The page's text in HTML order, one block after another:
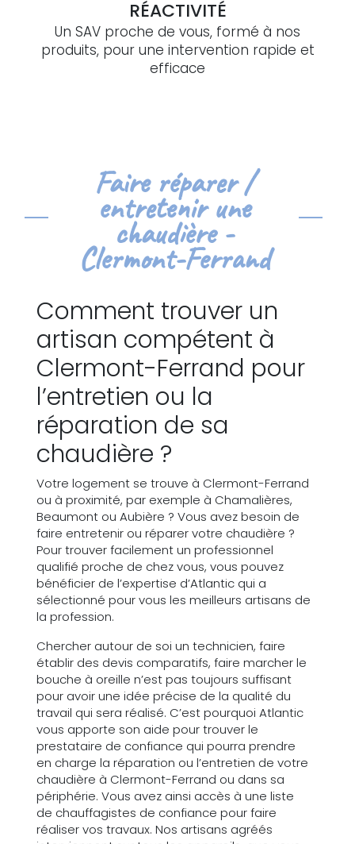
RÉACTIVITÉ
Un SAV proche de vous, formé à nos
produits, pour une intervention rapide et
efficace
Faire réparer /
entretenir une
chaudière -
Clermont-Ferrand
Comment trouver un
artisan compétent à
Clermont-Ferrand pour
l’entretien ou la
réparation de sa
chaudière ?
Votre logement se trouve à Clermont-Ferrand
ou à proximité, par exemple à Chamalières,
Beaumont ou Aubière ? Vous avez besoin de
faire entretenir ou réparer votre chaudière ?
Pour trouver facilement un professionnel
qualifié proche de chez vous, vous pouvez
bénéficier de l’expertise d’Atlantic qui a
sélectionné pour vous les meilleurs artisans de
la profession.
Chercher autour de soi un technicien, faire
établir des devis comparatifs, faire marcher le
bouche à oreille n’est pas toujours suffisant
pour avoir une idée précise de la qualité du
travail qui sera réalisé. C’est pourquoi Atlantic
vous apporte son aide pour trouver le
prestataire de confiance qui pourra prendre
en charge la réparation ou l’entretien de votre
chaudière à Clermont-Ferrand ou dans sa
périphérie. Vous avez ainsi accès à une liste
de chauffagistes de confiance pour faire
réaliser vos travaux. Nos artisans agréés